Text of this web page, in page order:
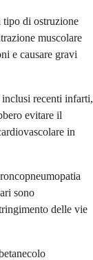
tipo di ostruzione
muscolare
e causare gravi
recenti infarti,
evitare il
in
sono
delle vie